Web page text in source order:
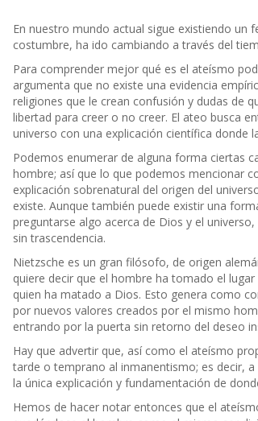
En nuestro mundo actual sigue existiendo
costumbre, ha ido cambiando a través del
Para comprender mejor qué es el ateísmo
argumenta que no existe una evidencia
religiones que le crean confusión y dudas de
libertad para creer o no creer. El ateo busca
universo con una explicación científica donde
Podemos enumerar de alguna forma ciertas
hombre; así que lo que podemos mencionar
explicación sobrenatural del origen del
existe. Aunque también puede existir una
preguntarse algo acerca de Dios y el
sin trascendencia.
Nietzsche es un gran filósofo, de origen
quiere decir que el hombre ha tomado el
quien ha matado a Dios. Esto genera como
por nuevos valores creados por el mismo
entrando por la puerta sin retorno del deseo
Hay que advertir que, así como el ateísmo
tarde o temprano al inmanentismo; es decir,
la única explicación y fundamentación de
Hemos de hacer notar entonces que el